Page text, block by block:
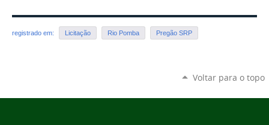
registrado em: Licitação Rio Pomba Pregão SRP
Voltar para o topo